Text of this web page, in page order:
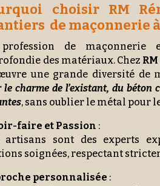
choisir RM
de maçonnerie à
de maçonnerie
des matériaux. Chez
une grande diversité de
le charme de l’existant, du béton
, sans oublier le métal pour
faire et Passion :
artisans sont des experts
soignées, respectant
personnalisée :